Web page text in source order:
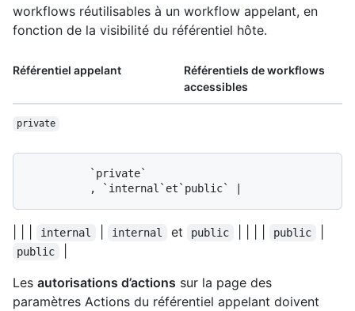
workflows réutilisables à un workflow appelant, en
fonction de la visibilité du référentiel hôte.
Référentiel appelant
Référentiels de workflows
accessibles
private
internal internal et public public
public
Les autorisations d’actions sur la page des
paramètres Actions du référentiel appelant doivent